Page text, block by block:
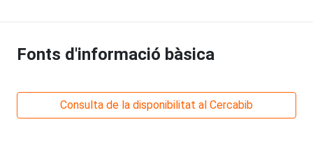
Fonts d'informació bàsica
Consulta de la disponibilitat al Cercabib